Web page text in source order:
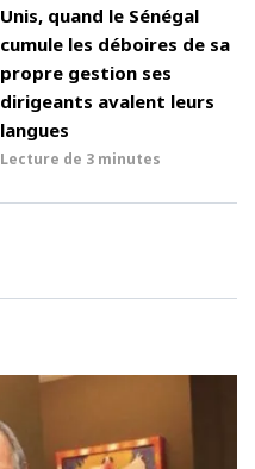
Unis, quand le Sénégal
cumule les déboires de sa
propre gestion ses
dirigeants avalent leurs
langues
Lecture de 3 minutes